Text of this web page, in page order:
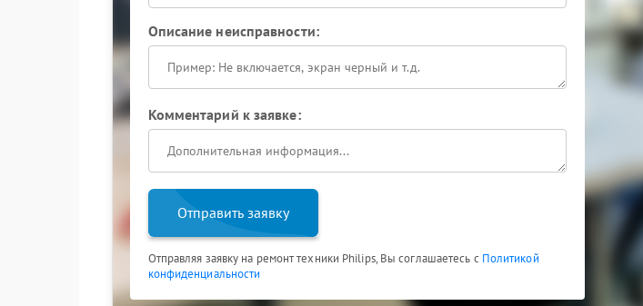
Описание неисправности:
Комментарий к заявке:
Отправить заявку
Отправляя заявку на ремонт техники Philips, Вы соглашаетесь с Политикой
конфиденциальности